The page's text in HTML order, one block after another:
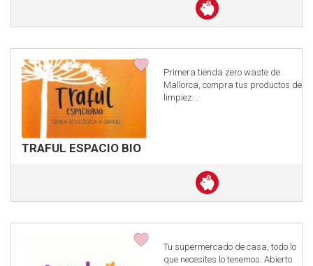
TRAFUL ESPACIO BIO
Primera tienda zero waste de
Mallorca, compra tus productos de
limpiez...
Tu supermercado de casa, todo lo
que necesites lo tenemos. Abierto